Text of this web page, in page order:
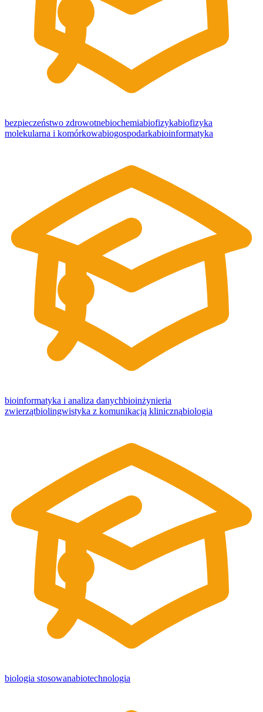
bezpieczeństwo zdrowotnebiochemiabiofizykabiofizyka
molekularna i komórkowabiogospodarkabioinformatyka
bioinformatyka i analiza danychbioinżynieria
zwierzątbiolingwistyka z komunikacją klinicznąbiologia
biologia stosowanabiotechnologia